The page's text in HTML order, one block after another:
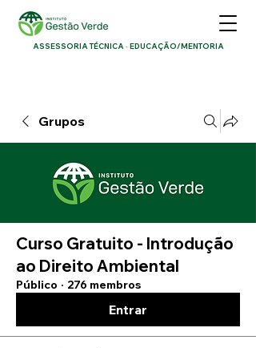
ASSESSORIA TÉCNICA · EDUCAÇÃO/MENTORIA
Grupos
Curso Gratuito - Introdução
ao Direito Ambiental
Público · 276 membros
Entrar